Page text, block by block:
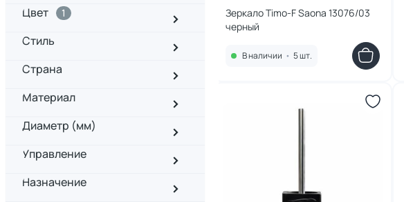
Цвет
1
Стиль
Страна
Материал
Диаметр (мм)
Управление
Назначение
Зеркало Timo-F Saona 13076/03
черный
В наличии • 5 шт.